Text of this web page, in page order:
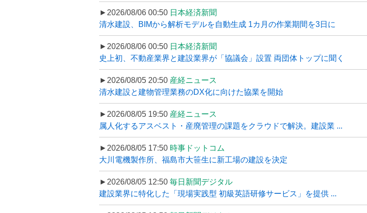
►2026/08/06 00:50 日本経済新聞
清水建設、BIMから解析モデルを自動生成 1カ月の作業期間を3日に
►2026/08/06 00:50 日本経済新聞
史上初、不動産業界と建設業界が「協議会」設置 両団体トップに聞く
►2026/08/05 20:50 産経ニュース
清水建設と建物管理業務のDX化に向けた協業を開始
►2026/08/05 19:50 産経ニュース
属人化するアスベスト・産廃管理の課題をクラウドで解決。建設業 ...
►2026/08/05 17:50 時事ドットコム
大川電機製作所、福島市大笹生に新工場の建設を決定
►2026/08/05 12:50 毎日新聞デジタル
建設業界に特化した「現場実践型 初級英語研修サービス」を提供 ...